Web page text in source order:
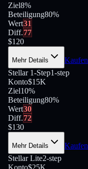
Ziel8%
Beteiligung80%
Wert31
Diff.77
$120
Mehr Details Kaufen
Stellar 1-Step1-step
Konto$15K
Ziel10%
Beteiligung80%
Wert30
Diff.72
$130
Mehr Details Kaufen
Stellar Lite2-step
Konto$25K